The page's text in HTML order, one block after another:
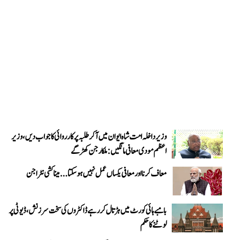
وزیر داخلہ امت شاہ ایوان میں آ کر طلبہ پر کارروائی کا جواب دیں، وزیر
اعظم مودی معافی مانگیں: ملکارجن کھڑگے
معاف کرنا اور معافی یکساں عمل نہیں ہو سکتا... میناکشی نٹراجن
بامبے ہائی کورٹ میں ہڑتال کر رہے ڈاکٹروں کی سخت سرزنش، ڈیوٹی پر
لوٹنے کا حکم